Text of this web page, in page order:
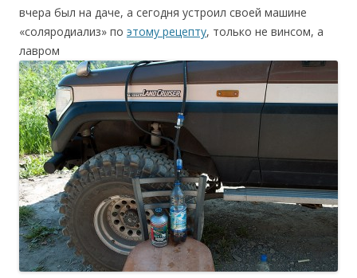
вчера был на даче, а сегодня устроил своей машине
«соляродиализ» по этому рецепту, только не винсом, а
лавром